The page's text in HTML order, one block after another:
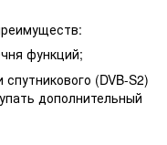
функций;
(DVB-S2)
дополнительный